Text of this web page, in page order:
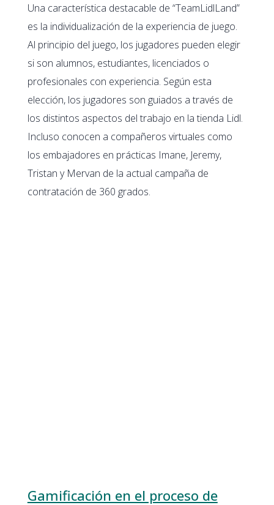
Una característica destacable de “TeamLidlLand”
es la individualización de la experiencia de juego.
Al principio del juego, los jugadores pueden elegir
si son alumnos, estudiantes, licenciados o
profesionales con experiencia. Según esta
elección, los jugadores son guiados a través de
los distintos aspectos del trabajo en la tienda Lidl.
Incluso conocen a compañeros virtuales como
los embajadores en prácticas Imane, Jeremy,
Tristan y Mervan de la actual campaña de
contratación de 360 grados.
Gamificación en el proceso de